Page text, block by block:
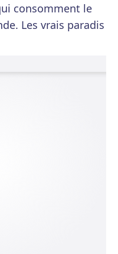
consomment le
Les vrais paradis